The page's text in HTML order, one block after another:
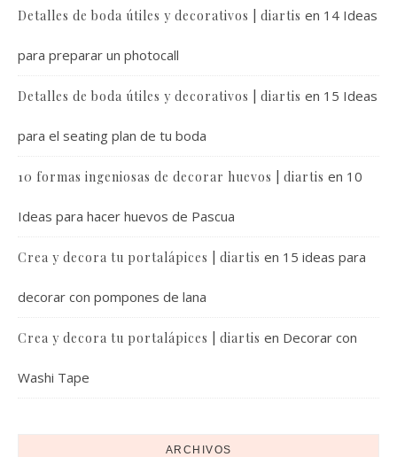
Detalles de boda útiles y decorativos | diartis en 14 Ideas
para preparar un photocall
Detalles de boda útiles y decorativos | diartis en 15 Ideas
para el seating plan de tu boda
10 formas ingeniosas de decorar huevos | diartis en 10
Ideas para hacer huevos de Pascua
Crea y decora tu portalápices | diartis en 15 ideas para
decorar con pompones de lana
Crea y decora tu portalápices | diartis en Decorar con
Washi Tape
ARCHIVOS